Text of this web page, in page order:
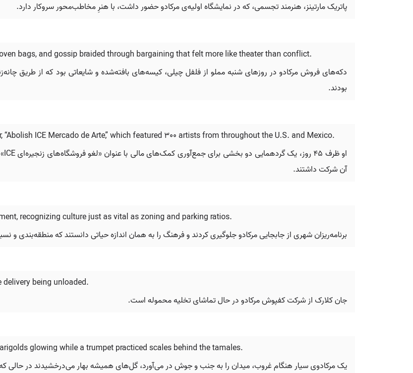
پاتریک مارتینز، هنرمند تجسمی، که در نمایشگاه اولیه‌ی مرکادو حضور داشت، با هنرِ مخاطب‌محور سروکار دارد.
bags, and gossip braided through bargaining that felt more like theater than conflict.
دکه‌های فروش مرکادو در روزهای شنبه مملو از فلفل چیلی، کیسه‌های بافته‌شده و شایعاتی بود که از طریق
بودند.
ICE Mercado de Arte,” which featured 300 artists from throughout the U.S. and Mexico.
آن شرکت داشتند.
recognizing culture just as vital as zoning and parking ratios.
برنامه‌ریزان شهری از جابجایی مرکادو جلوگیری کردند و فرهنگ را به همان اندازه حیاتی دانستند که منطقه‌بندی و
being unloaded.
جان کلارک از شرکت کفپوش مرکادو در حال تماشای تخلیه محموله است.
glowing while a trumpet practiced scales behind the tamales.
یک مرکادوی سیار هنگام غروب، میدان را به جنب و جوش در می‌آورد، گل‌های همیشه بهار می‌درخشیدند در حالی